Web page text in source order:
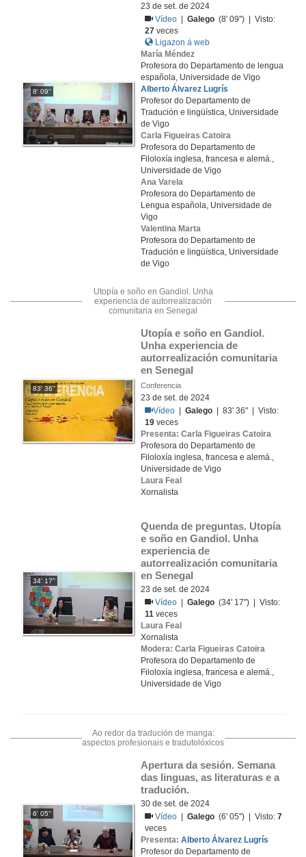
8' 09''
23 de set. de 2024
Vídeo |Galego (8' 09'') | Visto:
27 veces
Ligazon á web
María Méndez
Profesora do Departamento de lengua
española, Universidade de Vigo
Alberto Álvarez Lugrís
Profesor do Departamento de
Tradución e lingüística, Universidade
de Vigo
Carla Figueiras Catoira
Profesora do Departamento de
Filoloxía inglesa, francesa e alemá.,
Universidade de Vigo
Ana Varela
Profesora do Departamento de
Lengua española, Universidade de
Vigo
Valentina Marta
Profesora do Departamento de
Tradución e lingüística, Universidade
de Vigo
Utopía e soño en Gandiol. Unha
experiencia de autorrealización
comunitaria en Senegal
83' 36''
Utopía e soño en Gandiol.
Unha experiencia de
autorrealización comunitaria
en Senegal
Conferencia
23 de set. de 2024
Vídeo |Galego | 83' 36'' | Visto:
19 veces
Presenta: Carla Figueiras Catoira
Profesora do Departamento de
Filoloxía inglesa, francesa e alemá.,
Universidade de Vigo
Laura Feal
Xornalista
34' 17''
Quenda de preguntas. Utopía
e soño en Gandiol. Unha
experiencia de
autorrealización comunitaria
en Senegal
23 de set. de 2024
Vídeo |Galego (34' 17'') | Visto:
11 veces
Laura Feal
Xornalista
Modera: Carla Figueiras Catoira
Profesora do Departamento de
Filoloxía inglesa, francesa e alemá.,
Universidade de Vigo
Ao redor da tradución de manga:
aspectos profesionais e tradutolóxicos
6' 05''
Apertura da sesión. Semana
das linguas, as literaturas e a
tradución.
30 de set. de 2024
Vídeo |Galego (6' 05'') | Visto:7
veces
Presenta: Alberto Álvarez Lugrís
Profesor do Departamento de